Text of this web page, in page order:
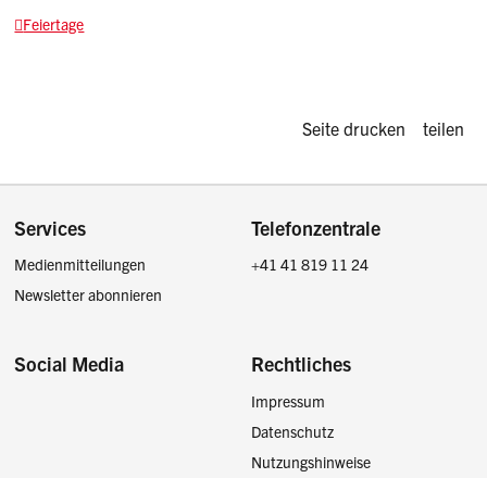
Feiertage
Diese Seite
Seite drucken teilen
Footer
Services
Medienmitteilungen
Newsletter abonnieren
Telefonzentrale
+41 41 819 11 24
Social Media Rechtliches
Impressum
Datenschutz
Nutzungshinweise